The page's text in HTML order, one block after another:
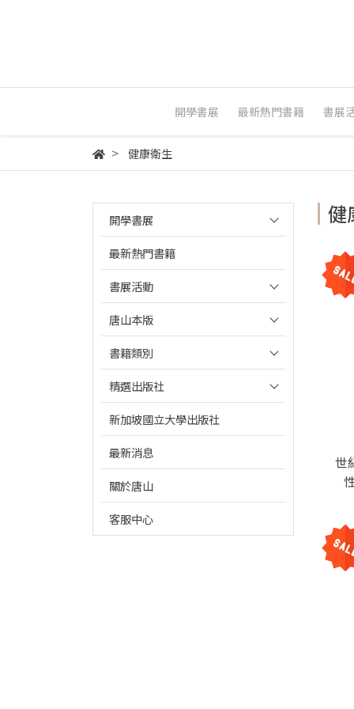
開學書展 最新熱門書籍 書展
健康衛生
開學書展
最新熱門書籍
書展活動
唐山本版
書籍類別
精選出版社
新加坡國立大學出版社
最新消息
關於唐山
客服中心
健
世